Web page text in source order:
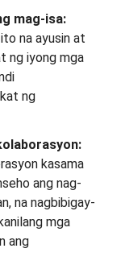
mag-isa:
na ayusin at
ng iyong mga
ng
kasama
ang nag-
na nagbibigay-
mga
ang